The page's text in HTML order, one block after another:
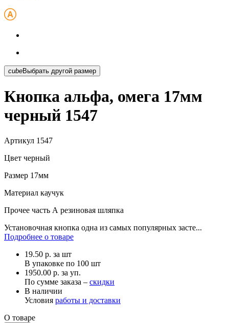
cubeВыбрать другой размер
Кнопка альфа, омега 17мм
черный 1547
Артикул 1547
Цвет черный
Размер 17мм
Материал каучук
Прочее часть А резиновая шляпка
Установочная кнопка одна из самых популярных засте...
Подробнее о товаре
19.50 р. за шт
В упаковке по 100 шт
1950.00 р. за уп.
По сумме заказа – скидки
В наличии
Условия работы и доставки
О товаре